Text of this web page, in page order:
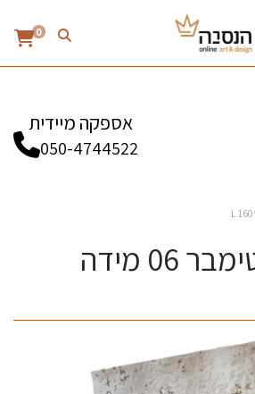
0
אספקה מיידית
050-4744522
שטיח דגם טימבר 06 מידה